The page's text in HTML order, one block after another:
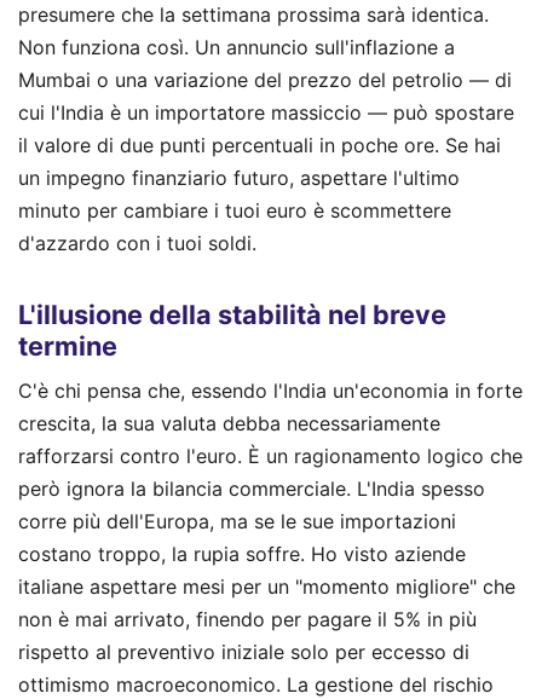
presumere che la settimana prossima sarà identica.
Non funziona così. Un annuncio sull'inflazione a
Mumbai o una variazione del prezzo del petrolio — di
cui l'India è un importatore massiccio — può spostare
il valore di due punti percentuali in poche ore. Se hai
un impegno finanziario futuro, aspettare l'ultimo
minuto per cambiare i tuoi euro è scommettere
d'azzardo con i tuoi soldi.
L'illusione della stabilità nel breve
termine
C'è chi pensa che, essendo l'India un'economia in forte
crescita, la sua valuta debba necessariamente
rafforzarsi contro l'euro. È un ragionamento logico che
però ignora la bilancia commerciale. L'India spesso
corre più dell'Europa, ma se le sue importazioni
costano troppo, la rupia soffre. Ho visto aziende
italiane aspettare mesi per un "momento migliore" che
non è mai arrivato, finendo per pagare il 5% in più
rispetto al preventivo iniziale solo per eccesso di
ottimismo macroeconomico. La gestione del rischio